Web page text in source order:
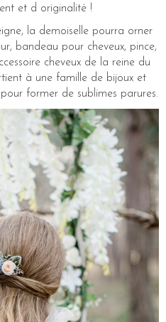
et d originalité !
la demoiselle pourra orner
bandeau pour cheveux, pince,
cheveux de la reine du
à une famille de bijoux et
former de sublimes parures.